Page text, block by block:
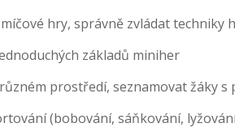
hry, správně zvládat techniky
základů miniher
prostředí, seznamovat žáky
(bobování, sáňkování,